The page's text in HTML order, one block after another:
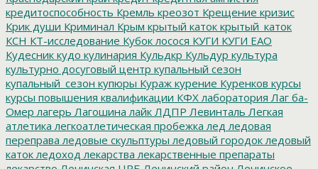
кредитоспособность Кремль креозот Крещение кризис
Крик души Криминал Крым крытый каток крытый_каток
КСН КТ-исследование Кубок лосося КУГИ КУГИ ЕАО
Кудесник кудо кулинария Кульдкр Кульдур культура
культурно досуговый центр купальный сезон
купальный_сезон купюры Кураж курение Куренков курсы
курсы повышения квалификации КФХ лаборатория Лаг ба-
Омер лагерь Лагошина лайк ЛДПР Левинталь Легкая
атлетика легкоатлетическая пробежка лед ледовая
переправа ледовые скульптуры ледовый городок ледовый
каток ледоход лекарства лекарственные препараты